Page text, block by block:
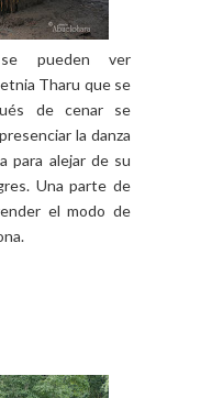
pueden ver
Tharu que se
de cenar se
la danza
para alejar de su
Una parte de
el modo de